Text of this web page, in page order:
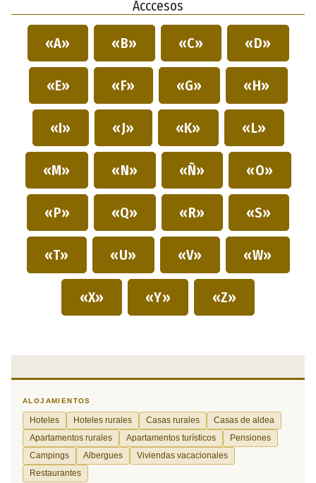
Acccesos
«A» «B» «C» «D»
«E» «F» «G» «H»
«I» «J» «K» «L»
«M» «N» «Ñ» «O»
«P» «Q» «R» «S»
«T» «U» «V» «W»
«X» «Y» «Z»